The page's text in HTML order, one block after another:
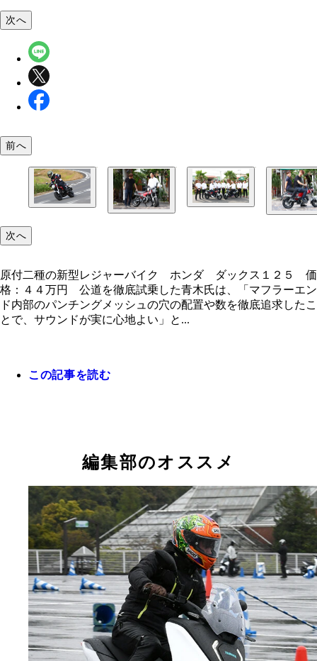
原付二種の新型レジャーバイク ホンダ ダック
と語っていた
（右）。青木氏（左）の質問攻撃にも笑顔で対応
れた
今回の試乗会で青木氏が直撃した新型ダックス１
開発陣の皆さん。先行受注が絶好調のためか、開
も余裕でこなしてしまう
次へ
前へ
次へ
原付二種の新型レジャーバイク ホンダ ダックス１２５ 価
格：４４万円 公道を徹底試乗した青木氏は、「マフラーエン
ド内部のパンチングメッシュの穴の配置や数を徹底追求したこ
とで、サウンドが実に心地よい」と...
この記事を読む
編集部のオススメ